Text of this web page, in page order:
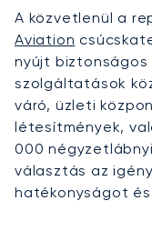
A közvetlenül a
Aviation
nyújt biztonságos
szolgáltatások
váró, üzleti
létesítmények,
000
választás az
hatékonyságot